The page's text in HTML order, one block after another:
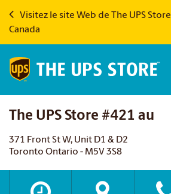
Visitez le site Web de The UPS Store
Canada
The UPS Store #421 au
371 Front St W, Unit D1 & D2
Toronto Ontario - M5V 3S8